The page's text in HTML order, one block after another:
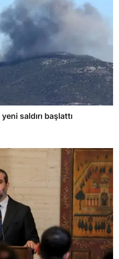
saldırı başlattı